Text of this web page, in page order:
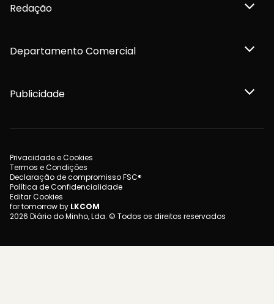
Redação
Departamento Comercial
Publicidade
Privacidade e Cookies
Termos e Condições
Declaração de compromisso FSC®
Política de Confidencialidade
Editar Cookies
for tomorrow by LKCOM
2026 Diário do Minho, Lda. © Todos os direitos reservados